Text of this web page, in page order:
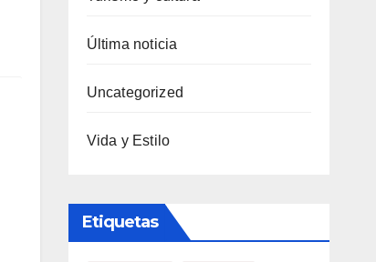
Última noticia
Uncategorized
Vida y Estilo
Etiquetas